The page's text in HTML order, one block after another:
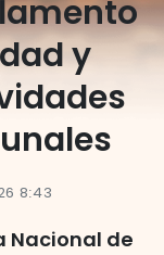
y
8:43
Nacional de